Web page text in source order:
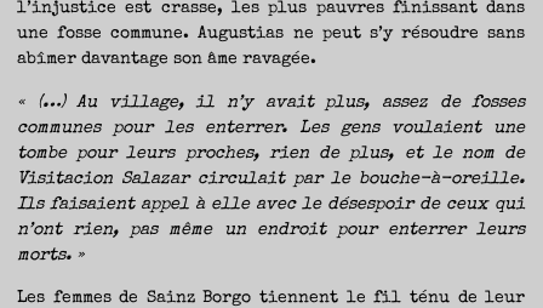
PAS
D’AUTRES
BREF,
SE
L’EAU
OU
REMETTRE
SELLE
VOIR
CE
QUI
ADVIENT.
LIBRE(S),
COMMENCE
ICI.
l’injustice est crasse, les plus pauvres finissant dans
une fosse commune. Augustias ne peut s’y résoudre sans
abîmer davantage son âme ravagée.
« (…) Au village, il n’y avait plus, assez de fosses
communes pour les enterrer. Les gens voulaient une
tombe pour leurs proches, rien de plus, et le nom de
Visitacion Salazar circulait par le bouche-à-oreille.
Ils faisaient appel à elle avec le désespoir de ceux qui
n’ont rien, pas même un endroit pour enterrer leurs
morts. »
Les femmes de Sainz Borgo tiennent le fil ténu de leur